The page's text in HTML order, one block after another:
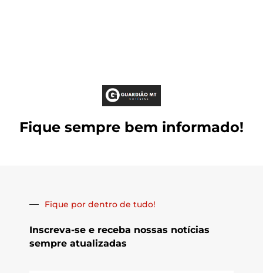
Fique sempre bem informado!
Fique por dentro de tudo!
Inscreva-se e receba nossas notícias
sempre atualizadas